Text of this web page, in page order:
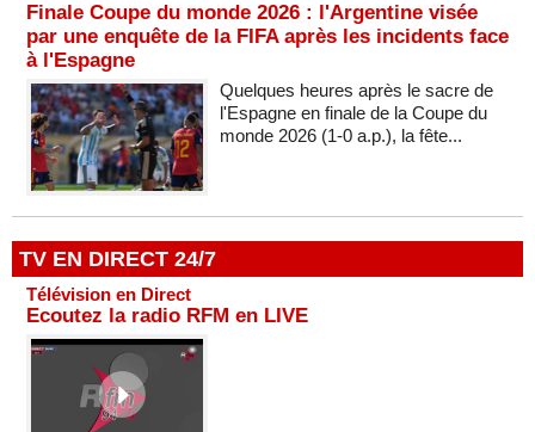
Finale Coupe du monde 2026 : l'Argentine visée
par une enquête de la FIFA après les incidents face
à l'Espagne
Quelques heures après le sacre de
l'Espagne en finale de la Coupe du
monde 2026 (1-0 a.p.), la fête...
TV EN DIRECT 24/7
Télévision en Direct
Ecoutez la radio RFM en LIVE